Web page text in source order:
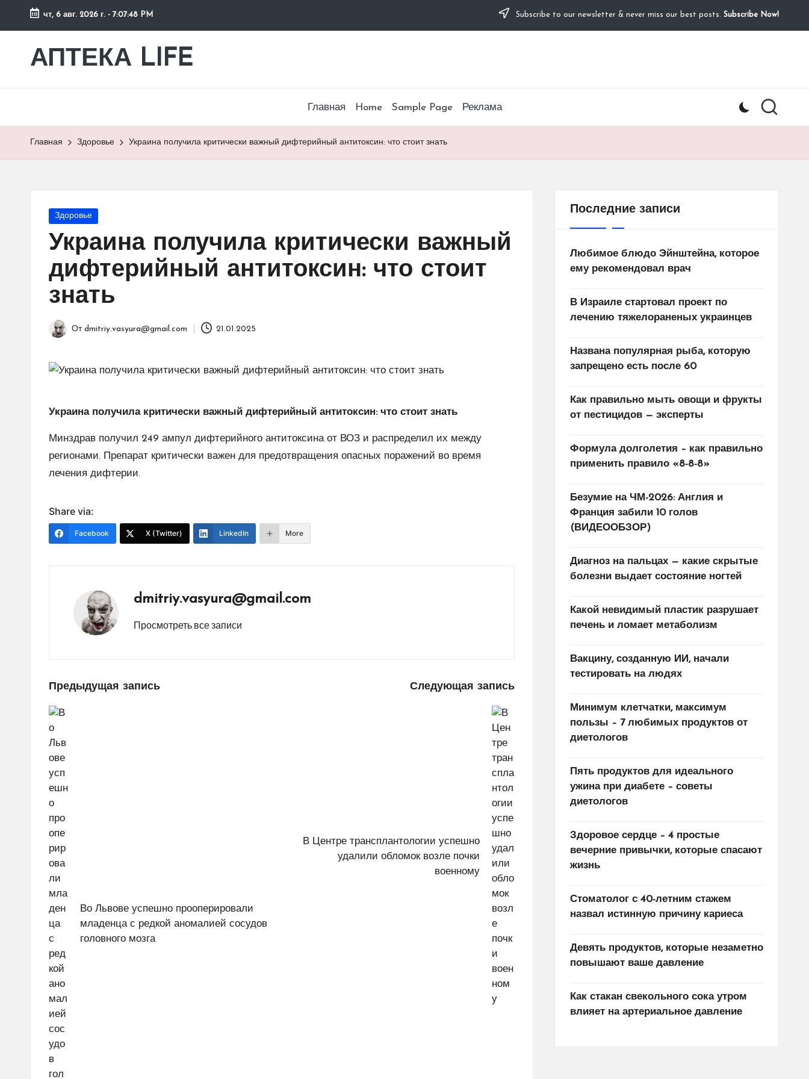
Перейти
содержимому
чт, 6 авг. 2026 г. - 7:07:49 PM Subscribe to our newsletter & never miss our best posts. Subscribe Now!
АПТЕКА LIFE
сайт
Главная Home Sample Page Реклама
Главная Здоровье Украина получила критически важный дифтерийный антитоксин: что стоит знать
Опубликовано
Здоровье
Украина получила критически важный
дифтерийный антитоксин: что стоит
знать
Запись
От dmitriy.vasyura@gmail.com 21.01.2025
Украина получила критически важный дифтерийный антитоксин: что стоит знать
Минздрав получил 249 ампул дифтерийного антитоксина от ВОЗ и распределил их между
регионами. Препарат критически важен для предотвращения опасных поражений во время
лечения дифтерии.
Share via:
Facebook X (Twitter) LinkedIn More
dmitriy.vasyura@gmail.com
Просмотреть все записи
Навигация
по
записям
Предыдущая запись
Во Львове успешно прооперировали
младенца с редкой аномалией сосудов
головного мозга
Следующая запись
В Центре трансплантологии успешно
удалили обломок возле почки
военному
Последние записи
Любимое блюдо Эйнштейна, которое
ему рекомендовал врач
В Израиле стартовал проект по
лечению тяжелораненых украинцев
Названа популярная рыба, которую
запрещено есть после 60
Как правильно мыть овощи и фрукты
от пестицидов — эксперты
Формула долголетия – как правильно
применить правило «8-8-8»
Безумие на ЧМ-2026: Англия и
Франция забили 10 голов
(ВИДЕООБЗОР)
Диагноз на пальцах — какие скрытые
болезни выдает состояние ногтей
Какой невидимый пластик разрушает
печень и ломает метаболизм
Вакцину, созданную ИИ, начали
тестировать на людях
Минимум клетчатки, максимум
пользы – 7 любимых продуктов от
диетологов
Пять продуктов для идеального
ужина при диабете – советы
диетологов
Здоровое сердце – 4 простые
вечерние привычки, которые спасают
жизнь
Стоматолог с 40-летним стажем
назвал истинную причину кариеса
Девять продуктов, которые незаметно
повышают ваше давление
Как стакан свекольного сока утром
влияет на артериальное давление